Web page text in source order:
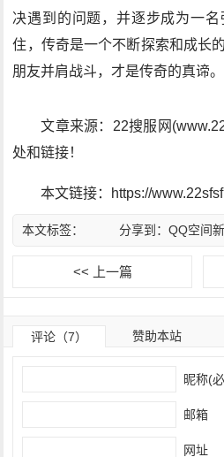
决遇到的问题，并逐步成为一
住，传奇是一个不断探索和成长
朋友并肩战斗，才是传奇的真谛。
文章来源：22搜服网
处和链接！
本文链接：https://
分享到： QQ空间
本文标签：
<< 上一篇
评论（7） 赞助本站
昵称(
邮箱
网址